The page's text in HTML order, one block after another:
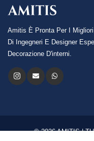
Amitis È Pronta Per I
Di Ingegneri E Designer
Decorazione D'interni.
© 2026 AMITIS |